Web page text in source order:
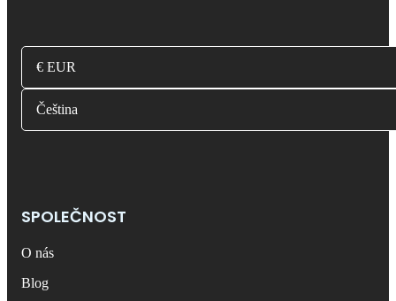
€ EUR
Čeština
SPOLEČNOST
O nás
Blog